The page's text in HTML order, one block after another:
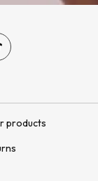
products